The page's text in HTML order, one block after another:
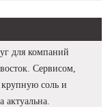
для компаний
Сервисом,
крупную соль и